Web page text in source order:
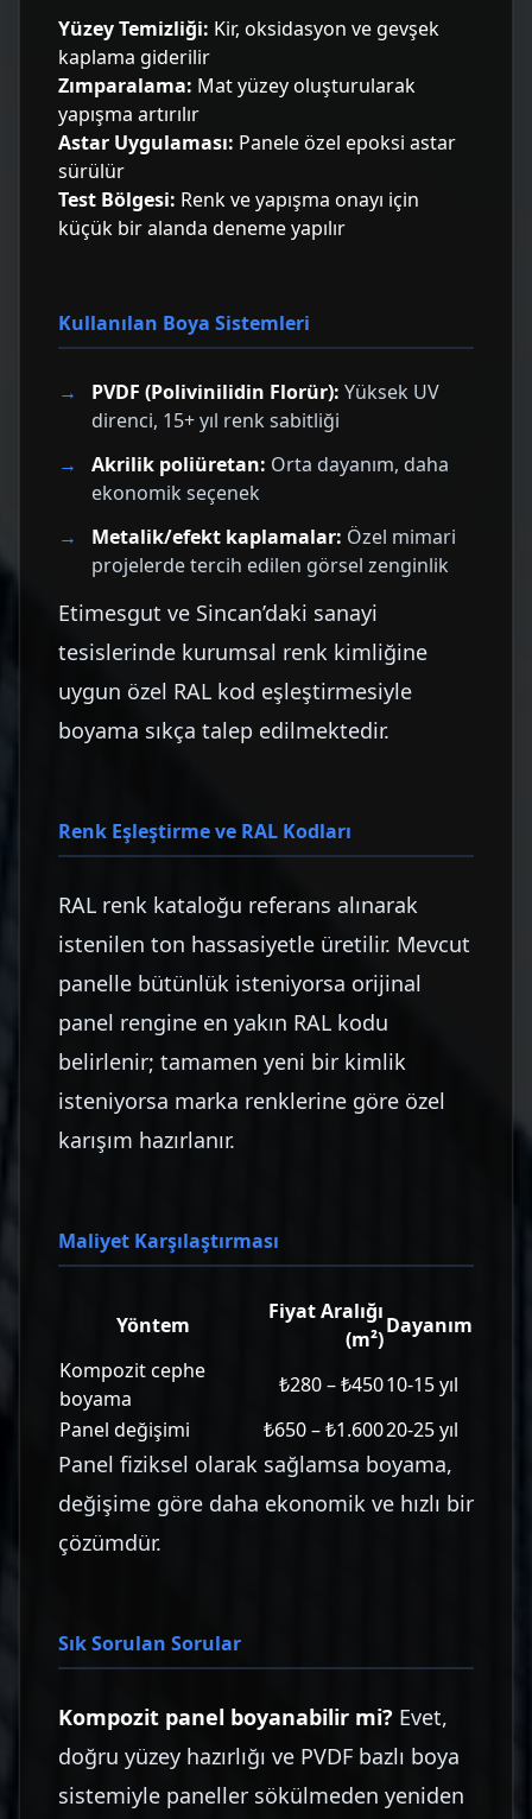
Yüzey Temizliği: Kir, oksidasyon ve gevşek
kaplama giderilir
Zımparalama: Mat yüzey oluşturularak
yapışma artırılır
Astar Uygulaması: Panele özel epoksi astar
sürülür
Test Bölgesi: Renk ve yapışma onayı için
küçük bir alanda deneme yapılır
Kullanılan Boya Sistemleri
PVDF (Polivinilidin Florür): Yüksek UV
direnci, 15+ yıl renk sabitliği
Akrilik poliüretan: Orta dayanım, daha
ekonomik seçenek
Metalik/efekt kaplamalar: Özel mimari
projelerde tercih edilen görsel zenginlik
Etimesgut ve Sincan’daki sanayi
tesislerinde kurumsal renk kimliğine
uygun özel RAL kod eşleştirmesiyle
boyama sıkça talep edilmektedir.
Renk Eşleştirme ve RAL Kodları
RAL renk kataloğu referans alınarak
istenilen ton hassasiyetle üretilir. Mevcut
panelle bütünlük isteniyorsa orijinal
panel rengine en yakın RAL kodu
belirlenir; tamamen yeni bir kimlik
isteniyorsa marka renklerine göre özel
karışım hazırlanır.
Maliyet Karşılaştırması
Yöntem
Fiyat Aralığı
(m²)
Dayanım
Kompozit cephe
boyama
₺280 – ₺45010-15 yıl
Panel değişimi
₺650 – ₺1.60020-25 yıl
Panel fiziksel olarak sağlamsa boyama,
değişime göre daha ekonomik ve hızlı bir
çözümdür.
Sık Sorulan Sorular
Kompozit panel boyanabilir mi? Evet,
doğru yüzey hazırlığı ve PVDF bazlı boya
sistemiyle paneller sökülmeden yeniden